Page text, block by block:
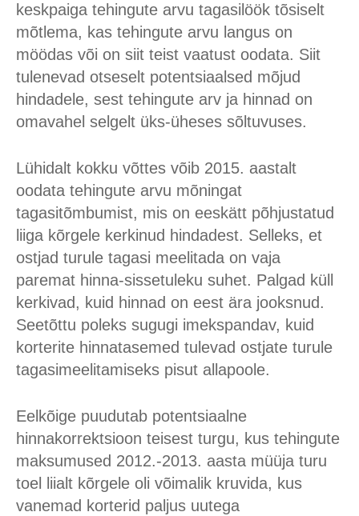
keskpaiga tehingute arvu tagasilöök tõsiselt
mõtlema, kas tehingute arvu langus on
möödas või on siit teist vaatust oodata. Siit
tulenevad otseselt potentsiaalsed mõjud
hindadele, sest tehingute arv ja hinnad on
omavahel selgelt üks-üheses sõltuvuses.
Lühidalt kokku võttes võib 2015. aastalt
oodata tehingute arvu mõningat
tagasitõmbumist, mis on eeskätt põhjustatud
liiga kõrgele kerkinud hindadest. Selleks, et
ostjad turule tagasi meelitada on vaja
paremat hinna-sissetuleku suhet. Palgad küll
kerkivad, kuid hinnad on eest ära jooksnud.
Seetõttu poleks sugugi imekspandav, kuid
korterite hinnatasemed tulevad ostjate turule
tagasimeelitamiseks pisut allapoole.
Eelkõige puudutab potentsiaalne
hinnakorrektsioon teisest turgu, kus tehingute
maksumused 2012.-2013. aasta müüja turu
toel liialt kõrgele oli võimalik kruvida, kus
vanemad korterid paljus uutega